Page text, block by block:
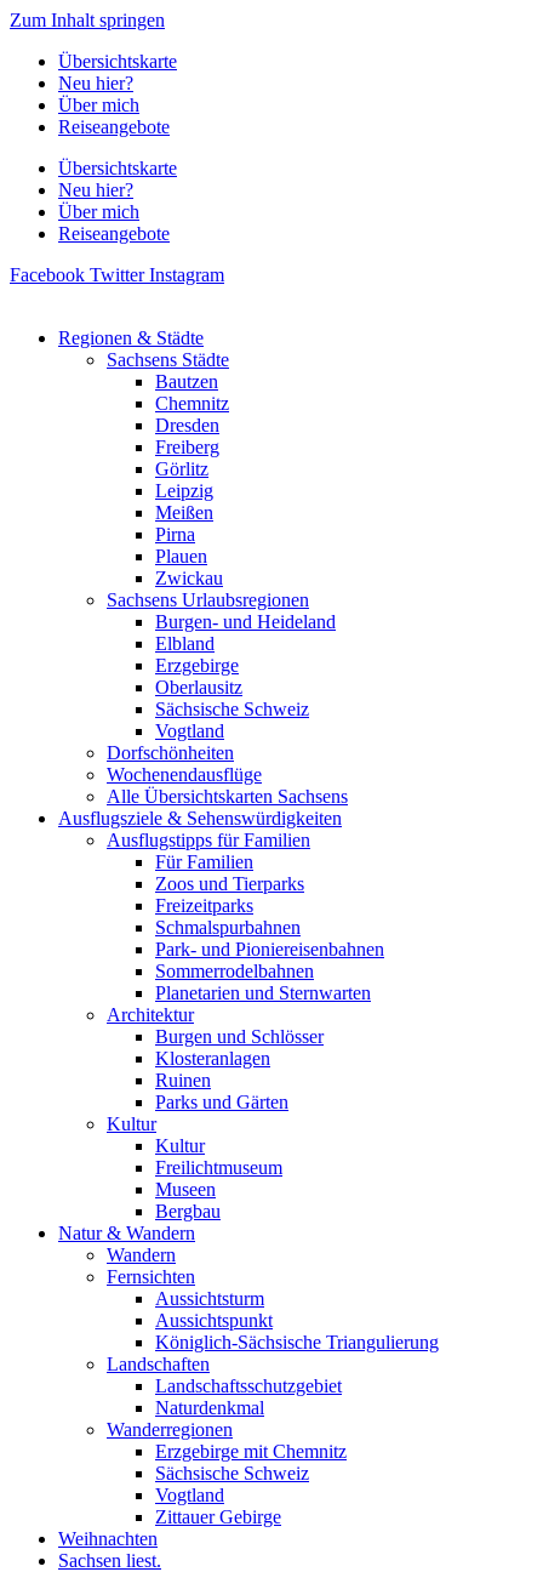
Zum Inhalt springen
Übersichtskarte
Neu hier?
Über mich
Reiseangebote
Übersichtskarte
Neu hier?
Über mich
Reiseangebote
Facebook Twitter Instagram
Regionen & Städte
Sachsens Städte
Bautzen
Chemnitz
Dresden
Freiberg
Görlitz
Leipzig
Meißen
Pirna
Plauen
Zwickau
Sachsens Urlaubsregionen
Burgen- und Heideland
Elbland
Erzgebirge
Oberlausitz
Sächsische Schweiz
Vogtland
Dorfschönheiten
Wochenendausflüge
Alle Übersichtskarten Sachsens
Ausflugsziele & Sehenswürdigkeiten
Ausflugstipps für Familien
Für Familien
Zoos und Tierparks
Freizeitparks
Schmalspurbahnen
Park- und Pioniereisenbahnen
Sommerrodelbahnen
Planetarien und Sternwarten
Architektur
Burgen und Schlösser
Klosteranlagen
Ruinen
Parks und Gärten
Kultur
Kultur
Freilichtmuseum
Museen
Bergbau
Natur & Wandern
Wandern
Fernsichten
Aussichtsturm
Aussichtspunkt
Königlich-Sächsische Triangulierung
Landschaften
Landschaftsschutzgebiet
Naturdenkmal
Wanderregionen
Erzgebirge mit Chemnitz
Sächsische Schweiz
Vogtland
Zittauer Gebirge
Weihnachten
Sachsen liest.